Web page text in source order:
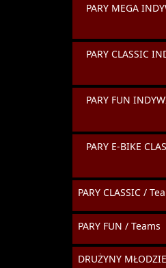
PARY MEGA
PARY CLASSIC
PARY FUN
PARY E-BIKE
PARY CLASSIC /
PARY FUN / Teams
DRUŻYNY